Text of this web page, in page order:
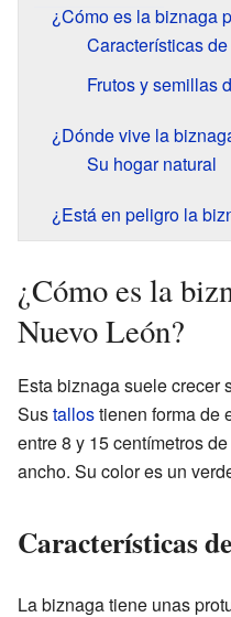
¿Cómo es la biznaga
Características
Frutos y semillas
¿Dónde vive la
Su hogar natural
¿Está en peligro la
¿Cómo es la
Nuevo León?
Esta biznaga suele crecer
Sustallostienen forma de
entre 8 y 15 centímetros
ancho. Su color es un
Características
La biznaga tiene unas